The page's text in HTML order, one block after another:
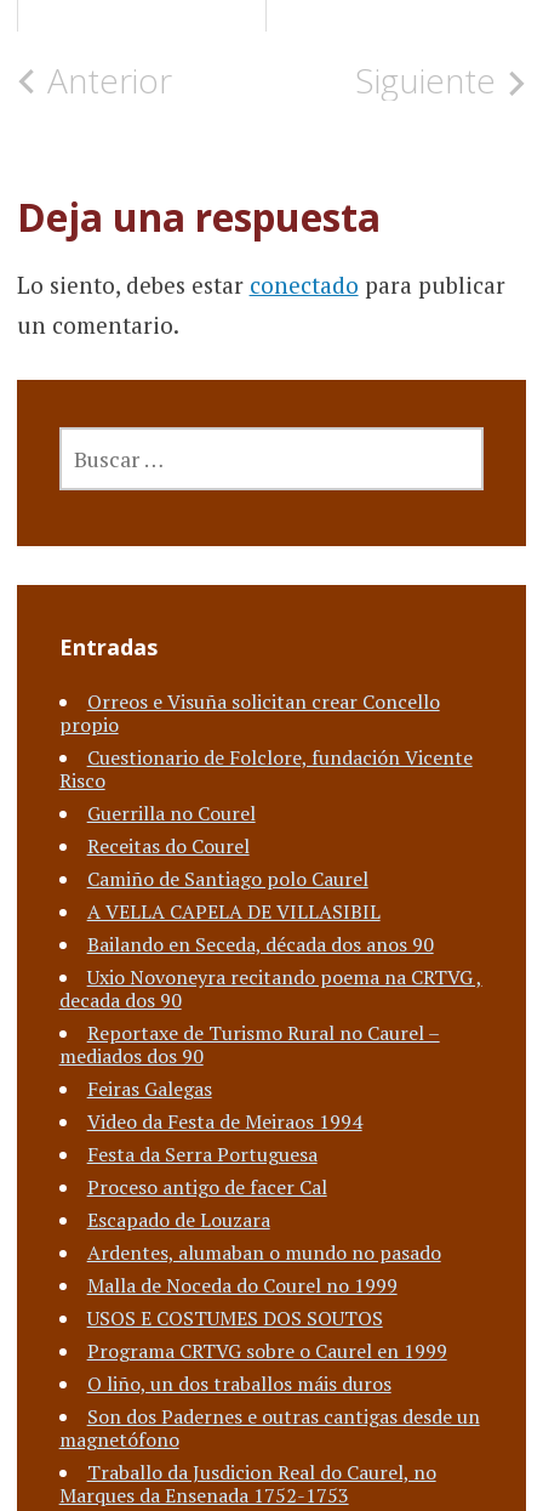
Navegación
la
entrada
Anterior Siguiente
Deja una respuesta
Lo siento, debes estar conectado para publicar
un comentario.
Entradas
Orreos e Visuña solicitan crear Concello
propio
Cuestionario de Folclore, fundación Vicente
Risco
Guerrilla no Courel
Receitas do Courel
Camiño de Santiago polo Caurel
A VELLA CAPELA DE VILLASIBIL
Bailando en Seceda, década dos anos 90
Uxio Novoneyra recitando poema na CRTVG ,
decada dos 90
Reportaxe de Turismo Rural no Caurel –
mediados dos 90
Feiras Galegas
Video da Festa de Meiraos 1994
Festa da Serra Portuguesa
Proceso antigo de facer Cal
Escapado de Louzara
Ardentes, alumaban o mundo no pasado
Malla de Noceda do Courel no 1999
USOS E COSTUMES DOS SOUTOS
Programa CRTVG sobre o Caurel en 1999
O liño, un dos traballos máis duros
Son dos Padernes e outras cantigas desde un
magnetófono
Traballo da Jusdicion Real do Caurel, no
Marques da Ensenada 1752-1753